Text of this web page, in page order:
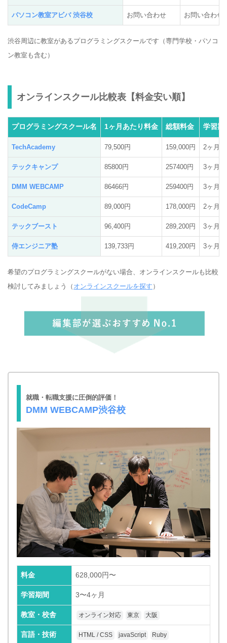
パソコン教室アビバ 渋谷校 お問い合わせ お問い合わせ
渋谷周辺に教室があるプログラミングスクールです（専門学校・パソコ
ン教室も含む）
オンラインスクール比較表【料金安い順】
プログラミングスクール名 1ヶ月あたり料金 総額料金 学習期
TechAcademy 79,500円 159,000円 2ヶ月
テックキャンプ 85800円 257400円 3ヶ月
DMM WEBCAMP 86466円 259400円 3ヶ月
CodeCamp 89,000円 178,000円 2ヶ月
テックブースト 96,400円 289,200円 3ヶ月
侍エンジニア塾 139,733円 419,200円 3ヶ月
希望のプログラミングスクールがない場合、オンラインスクールも比較
検討してみましょう（ オンラインスクールを探す ）
就職・転職支援に圧倒的評価！
DMM WEBCAMP渋谷校
料金 628,000円〜
学習期間 3〜4ヶ月
教室・校舎 オンライン対応 東京 大阪
言語・技術 HTML / CSS javaScript Ruby